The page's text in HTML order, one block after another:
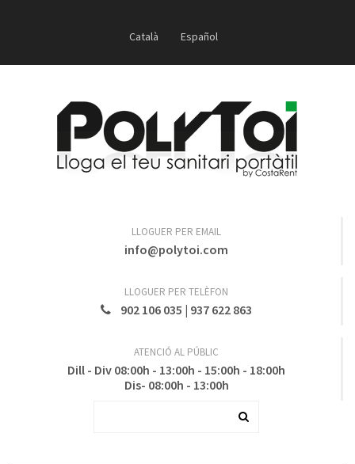
Català Español
LLOGUER PER EMAIL
info@polytoi.com
LLOGUER PER TELÈFON
902 106 035 | 937 622 863
ATENCIÓ AL PÚBLIC
Dill - Div 08:00h - 13:00h - 15:00h - 18:00h
Dis- 08:00h - 13:00h